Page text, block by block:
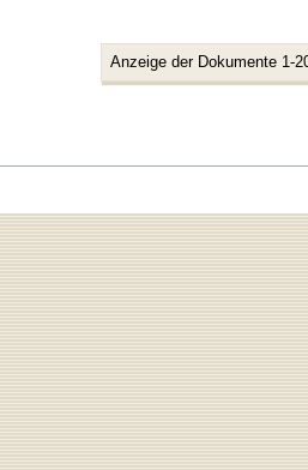
Anzeige der Dokumente 1-